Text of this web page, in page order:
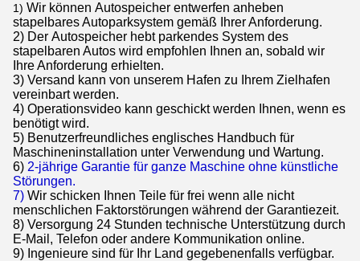
1) Wir können Autospeicher entwerfen anheben
stapelbares Autoparksystem gemäß Ihrer Anforderung.
2) Der Autospeicher hebt parkendes System des
stapelbaren Autos wird empfohlen Ihnen an, sobald wir
Ihre Anforderung erhielten.
3) Versand kann von unserem Hafen zu Ihrem Zielhafen
vereinbart werden.
4) Operationsvideo kann geschickt werden Ihnen, wenn es
benötigt wird.
5) Benutzerfreundliches englisches Handbuch für
Maschineninstallation unter Verwendung und Wartung.
6) 2-jährige Garantie für ganze Maschine ohne künstliche
Störungen.
7) Wir schicken Ihnen Teile für frei wenn alle nicht
menschlichen Faktorstörungen während der Garantiezeit.
8) Versorgung 24 Stunden technische Unterstützung durch
E-Mail, Telefon oder andere Kommunikation online.
9) Ingenieure sind für Ihr Land gegebenenfalls verfügbar.